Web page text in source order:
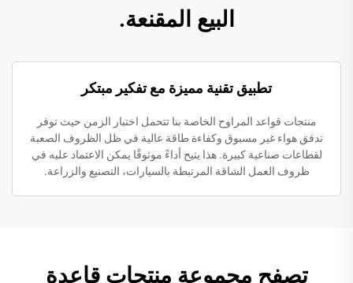
البيع المقنعة.
تطبيق تقنية مميزة مع تفكير مبتكر
منتجات قواعد المراوح الخاصة بنا تتحمل اختبار الزمن حيث توفر
تدفق هواء غير مسبوق وكفاءة طاقة عالية في ظل الظروف الصعبة
لقطاعات صناعية كبيرة. هذا يتيح أداءً موثوقًا يمكن الاعتماد عليه في
ظروف العمل الشاقة المرتبطة بالسيارات، التصنيع والزراعة.
تصفح مجموعة منتجات قاعدة